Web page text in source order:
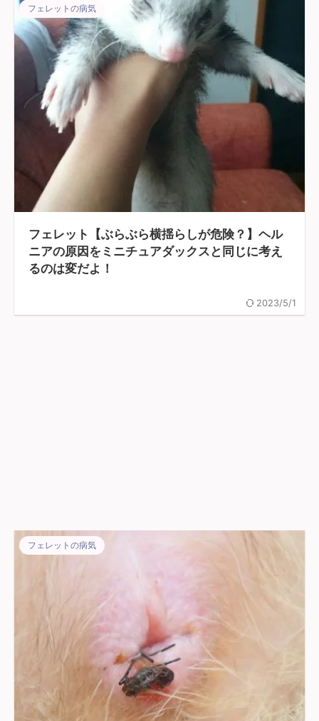
フェレットの病気
フェレット【ぶらぶら横揺らしが危険？】ヘル
ニアの原因をミニチュアダックスと同じに考え
るのは変だよ！
2023/5/1
フェレットの病気